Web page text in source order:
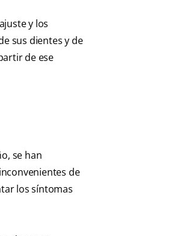
y los
sus dientes y de
de ese
se han
de
los síntomas